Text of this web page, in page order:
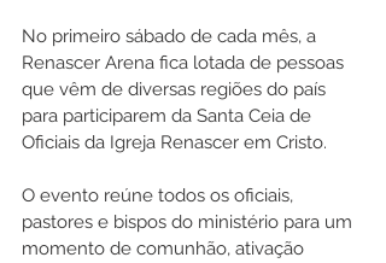
No primeiro sábado de cada mês, a
Renascer Arena fica lotada de pessoas
que vêm de diversas regiões do país
para participarem da Santa Ceia de
Oficiais da Igreja Renascer em Cristo.
O evento reúne todos os oficiais,
pastores e bispos do ministério para um
momento de comunhão, ativação